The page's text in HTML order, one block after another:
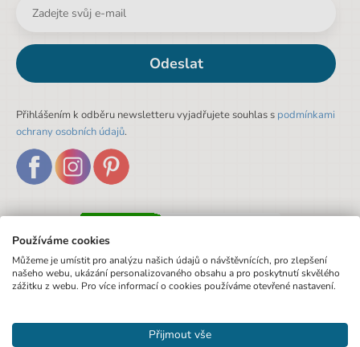
Odeslat
Přihlášením k odběru newsletteru vyjadřujete souhlas s podmínkami
ochrany osobních údajů.
Používáme cookies
Můžeme je umístit pro analýzu našich údajů o návštěvnících, pro zlepšení
našeho webu, ukázání personalizovaného obsahu a pro poskytnutí skvělého
zážitku z webu. Pro více informací o cookies používáme otevřené nastavení.
Přijmout vše